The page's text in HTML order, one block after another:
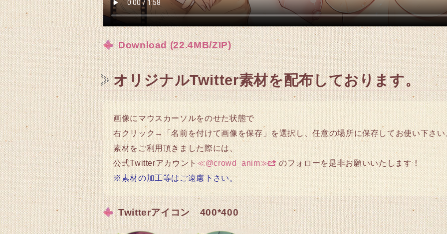
Download (22.4MB/ZIP)
オリジナルTwitter素材を配布しております。
画像にマウスカーソルをのせた状態で
右クリック→「名前を付けて画像を保存」を選択し、任意の場所に保存してお使い下さい
素材をご利用頂きました際には、
公式Twitterアカウント≪@crowd_anim≫
のフォローを是非お願いいたします！
※素材の加工等はご遠慮下さい。
Twitterアイコン 400*400